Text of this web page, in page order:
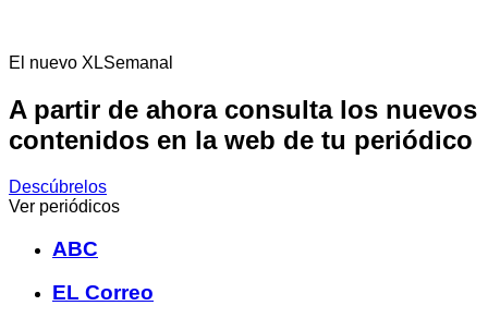
El nuevo XLSemanal
A partir de ahora consulta los nuevos
contenidos en la web de tu periódico
Descúbrelos
Ver periódicos
ABC
EL Correo